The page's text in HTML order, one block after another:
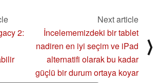
2:
Next article
İncelememizdeki bir tablet
nadiren en iyi seçim ve iPad
alternatifi olarak bu kadar
güçlü bir durum ortaya koyar
⟩